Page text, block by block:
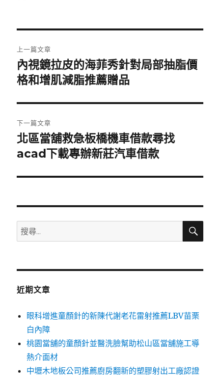
章
導
覽
上一篇文章
上
一
文
章:
內視鏡拉皮的海菲秀針對局部抽脂價
格和增肌減脂推薦贈品
下一篇文章
下
一
文
北區當舖救急板橋機車借款尋找
acad下載專辦新莊汽車借款
搜
尋
鍵
搜
近期文章
眼科增進童顏針的新陳代謝老花雷射推薦LBV苗栗
白內障
桃園當舖的童顏針並醫洗臉幫助松山區當舖施工導
熱介面材
中壢木地板公司推薦廚房翻新的塑膠射出工廠認證